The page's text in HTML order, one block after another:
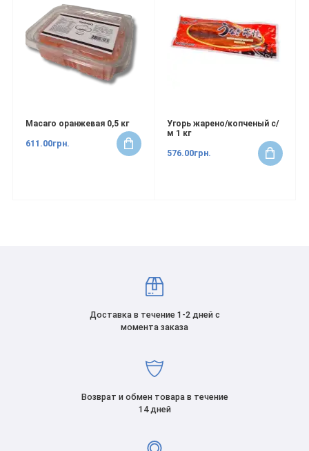
Масаго оранжевая 0,5 кг
611.00грн.
Угорь жарено/копченый с/
м 1 кг
576.00грн.
Доставка в течение 1-2 дней с
момента заказа
Возврат и обмен товара в течение
14 дней